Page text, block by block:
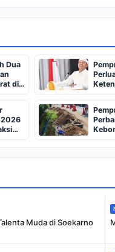
Dua
di
2026
Muda di Soekarno